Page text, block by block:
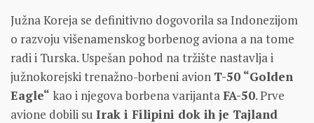
Južna Koreja se definitivno dogovorila sa Indonezijom
o razvoju višenamenskog borbenog aviona a na tome
radi i Turska. Uspešan pohod na tržište nastavlja i
južnokorejski trenažno-borbeni avion T-50 “Golden
Eagle“ kao i njegova borbena varijanta FA-50. Prve
avione dobili su Irak i Filipini dok ih je Tajland